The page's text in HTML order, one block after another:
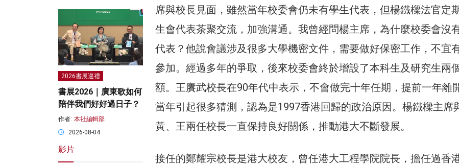
席與校長見面，雖然當年校委會仍未有學生代表，但楊鐵樑法官定
生會代表茶聚交流，加強溝通。我曾經問楊主席，為什麼校委會沒
代表？他說會議涉及很多大學機密文件，需要做好保密工作，不宜
參加。經過多年的爭取，後來校委會終於增設了本科生及研究生兩
額。王賡武校長在90年代中表示，不會做完十年任期，提前一年離
當年引起很多猜測，認為是1997香港回歸的政治原因。楊鐵樑主席
黃、王兩任校長一直保持良好關係，推動港大不斷發展。
接任的鄭耀宗校長是港大校友，曾任港大工程學院院長，擔任過香
2026書展巡禮
書展2026｜廣東歌如何
陪伴我們好好過日子？
作者: 本社編輯部
2026-08-04
影片